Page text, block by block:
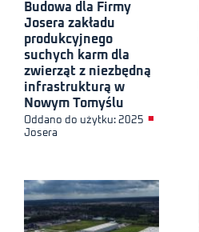
Budowa dla Firmy
Josera zakładu
produkcyjnego
suchych karm dla
zwierząt z niezbędną
infrastrukturą w
Nowym Tomyślu
Oddano do użytku: 2025 ■
Josera